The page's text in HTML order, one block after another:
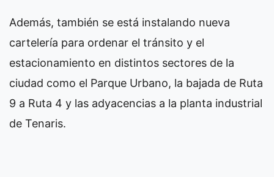
Además, también se está instalando nueva
cartelería para ordenar el tránsito y el
estacionamiento en distintos sectores de la
ciudad como el Parque Urbano, la bajada de Ruta
9 a Ruta 4 y las adyacencias a la planta industrial
de Tenaris.